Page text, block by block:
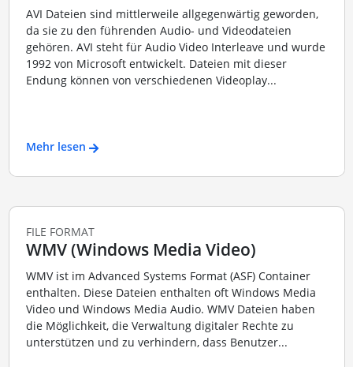
AVI Dateien sind mittlerweile allgegenwärtig geworden,
da sie zu den führenden Audio- und Videodateien
gehören. AVI steht für Audio Video Interleave und wurde
1992 von Microsoft entwickelt. Dateien mit dieser
Endung können von verschiedenen Videoplay...
Mehr lesen
FILE FORMAT
WMV (Windows Media Video)
WMV ist im Advanced Systems Format (ASF) Container
enthalten. Diese Dateien enthalten oft Windows Media
Video und Windows Media Audio. WMV Dateien haben
die Möglichkeit, die Verwaltung digitaler Rechte zu
unterstützen und zu verhindern, dass Benutzer...